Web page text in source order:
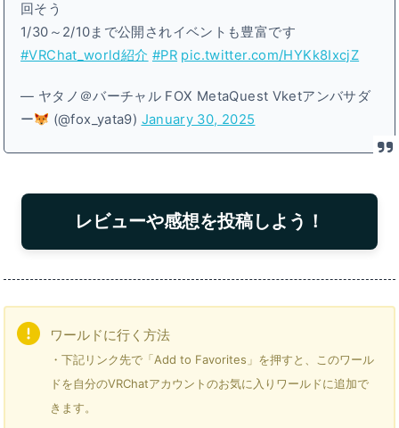
回そう
1/30～2/10まで公開されイベントも豊富です
#VRChat_world紹介 #PR pic.twitter.com/HYKk8IxcjZ
— ヤタノ＠バーチャル FOX MetaQuest Vketアンバサダ
ー
(@fox_yata9) January 30, 2025
レビューや感想を投稿しよう！
ワールドに行く方法
・下記リンク先で「Add to Favorites」を押すと、このワール
ドを自分のVRChatアカウントのお気に入りワールドに追加で
きます。